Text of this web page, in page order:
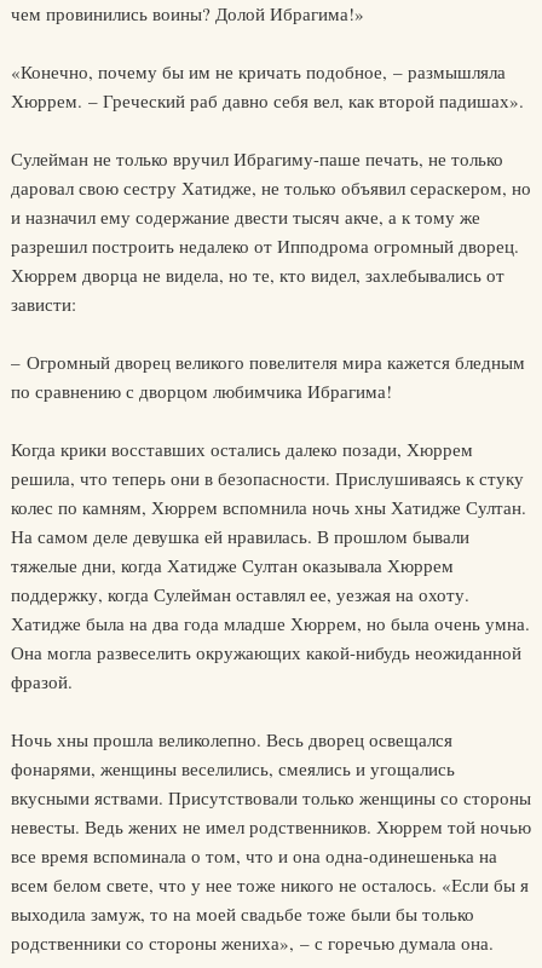
чем провинились воины? Долой Ибрагима!»
«Конечно, почему бы им не кричать подобное, – размышляла
Хюррем. – Греческий раб давно себя вел, как второй падишах».
Сулейман не только вручил Ибрагиму-паше печать, не только
даровал свою сестру Хатидже, не только объявил сераскером, но
и назначил ему содержание двести тысяч акче, а к тому же
разрешил построить недалеко от Ипподрома огромный дворец.
Хюррем дворца не видела, но те, кто видел, захлебывались от
зависти:
– Огромный дворец великого повелителя мира кажется бледным
по сравнению с дворцом любимчика Ибрагима!
Когда крики восставших остались далеко позади, Хюррем
решила, что теперь они в безопасности. Прислушиваясь к стуку
колес по камням, Хюррем вспомнила ночь хны Хатидже Султан.
На самом деле девушка ей нравилась. В прошлом бывали
тяжелые дни, когда Хатидже Султан оказывала Хюррем
поддержку, когда Сулейман оставлял ее, уезжая на охоту.
Хатидже была на два года младше Хюррем, но была очень умна.
Она могла развеселить окружающих какой-нибудь неожиданной
фразой.
Ночь хны прошла великолепно. Весь дворец освещался
фонарями, женщины веселились, смеялись и угощались
вкусными яствами. Присутствовали только женщины со стороны
невесты. Ведь жених не имел родственников. Хюррем той ночью
все время вспоминала о том, что и она одна-одинешенька на
всем белом свете, что у нее тоже никого не осталось. «Если бы я
выходила замуж, то на моей свадьбе тоже были бы только
родственники со стороны жениха», – с горечью думала она.